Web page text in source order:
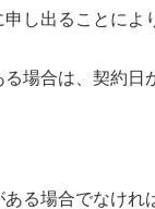
し出ることに
場合は、契約日
る場合でなけれ